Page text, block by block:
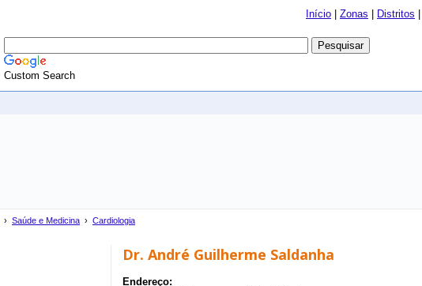
Início Zonas Distritos
Custom Search
› Saúde e Medicina › Cardiologia
Dr. André Guilherme Saldanha
Endereço: